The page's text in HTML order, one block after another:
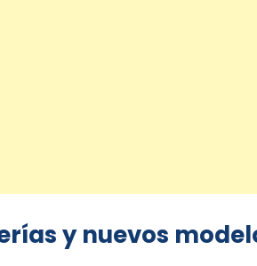
y nuevos